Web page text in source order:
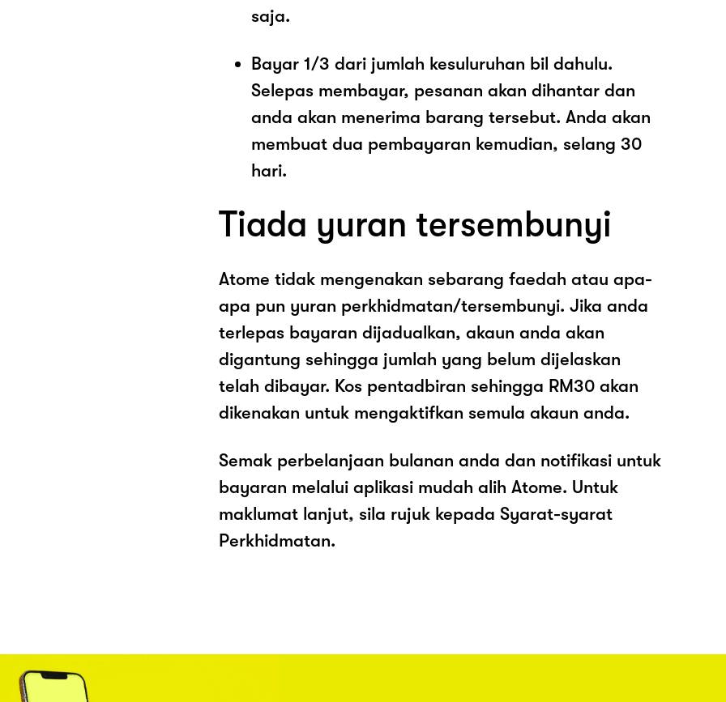
saja.
Bayar 1/3 dari jumlah kesuluruhan bil dahulu.
Selepas membayar, pesanan akan dihantar dan
anda akan menerima barang tersebut. Anda akan
membuat dua pembayaran kemudian, selang 30
hari.
Tiada yuran tersembunyi
Atome tidak mengenakan sebarang faedah atau apa-
apa pun yuran perkhidmatan/tersembunyi. Jika anda
terlepas bayaran dijadualkan, akaun anda akan
digantung sehingga jumlah yang belum dijelaskan
telah dibayar. Kos pentadbiran sehingga RM30 akan
dikenakan untuk mengaktifkan semula akaun anda.
Semak perbelanjaan bulanan anda dan notifikasi untuk
bayaran melalui aplikasi mudah alih Atome. Untuk
maklumat lanjut, sila rujuk kepada Syarat-syarat
Perkhidmatan.